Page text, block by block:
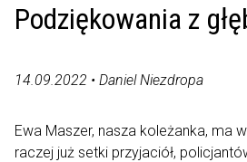
Podziękowania z
14.09.2022 • Daniel Niezdropa
Ewa Maszer, nasza koleżanka, ma
raczej już setki przyjaciół,